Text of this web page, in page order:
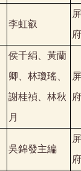
李虹叡
府
侯千絹、黃蘭
卿、林瓊瑤、
謝桂禎、林秋
月
府
吳錦發主編
府